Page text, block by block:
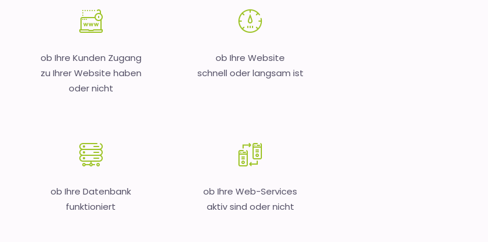
ob Ihre Kunden Zugang
zu Ihrer Website haben
oder nicht
ob Ihre Website
schnell oder langsam ist
ob Ihre Datenbank
funktioniert
ob Ihre Web-Services
aktiv sind oder nicht